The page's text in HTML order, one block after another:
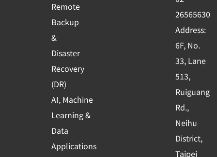
Remote
Backup
&
Disaster
Recovery
(DR)
AI, Machine
Learning &
Data
Applications
k
-
s
q
u
a
r
e
n
26565630
Address:
6F, No.
33, Lane
513,
Ruiguang
Rd.,
Neihu
District,
Taipei